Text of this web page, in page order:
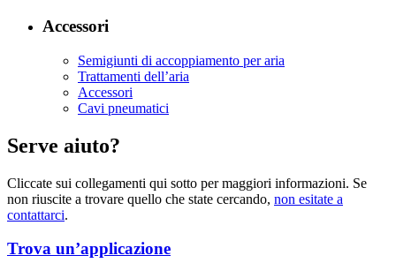
Accessori
Semigiunti di accoppiamento per aria
Trattamenti dell’aria
Accessori
Cavi pneumatici
Serve aiuto?
Cliccate sui collegamenti qui sotto per maggiori informazioni. Se
non riuscite a trovare quello che state cercando, non esitate a
contattarci.
Trova un’applicazione